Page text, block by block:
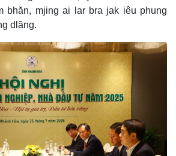
bhăn, mjing ai lar bra jak iêu phung
dlăng.